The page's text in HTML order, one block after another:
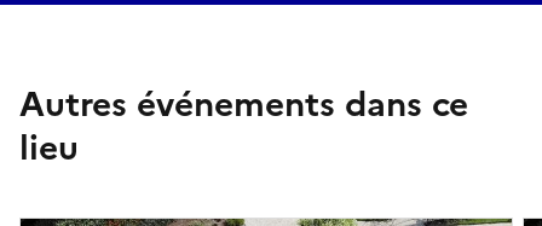
Autres événements dans ce
lieu